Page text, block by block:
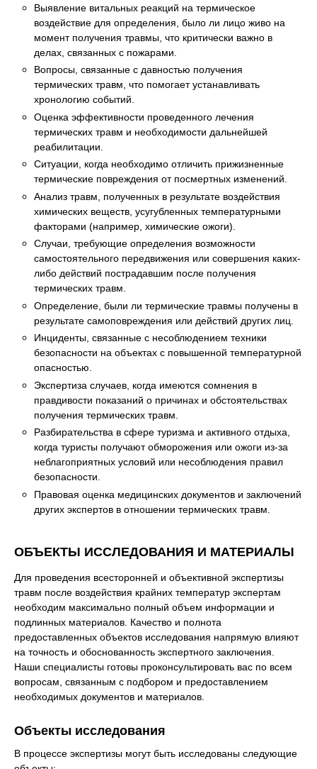
Выявление витальных реакций на термическое
воздействие для определения, было ли лицо живо на
момент получения травмы, что критически важно в
делах, связанных с пожарами.
Вопросы, связанные с давностью получения
термических травм, что помогает устанавливать
хронологию событий.
Оценка эффективности проведенного лечения
термических травм и необходимости дальнейшей
реабилитации.
Ситуации, когда необходимо отличить прижизненные
термические повреждения от посмертных изменений.
Анализ травм, полученных в результате воздействия
химических веществ, усугубленных температурными
факторами (например, химические ожоги).
Случаи, требующие определения возможности
самостоятельного передвижения или совершения каких-
либо действий пострадавшим после получения
термических травм.
Определение, были ли термические травмы получены в
результате самоповреждения или действий других лиц.
Инциденты, связанные с несоблюдением техники
безопасности на объектах с повышенной температурной
опасностью.
Экспертиза случаев, когда имеются сомнения в
правдивости показаний о причинах и обстоятельствах
получения термических травм.
Разбирательства в сфере туризма и активного отдыха,
когда туристы получают обморожения или ожоги из-за
неблагоприятных условий или несоблюдения правил
безопасности.
Правовая оценка медицинских документов и заключений
других экспертов в отношении термических травм.
ОБЪЕКТЫ ИССЛЕДОВАНИЯ И МАТЕРИАЛЫ
Для проведения всесторонней и объективной экспертизы
травм после воздействия крайних температур экспертам
необходим максимально полный объем информации и
подлинных материалов. Качество и полнота
предоставленных объектов исследования напрямую влияют
на точность и обоснованность экспертного заключения.
Наши специалисты готовы проконсультировать вас по всем
вопросам, связанным с подбором и предоставлением
необходимых документов и материалов.
Объекты исследования
В процессе экспертизы могут быть исследованы следующие